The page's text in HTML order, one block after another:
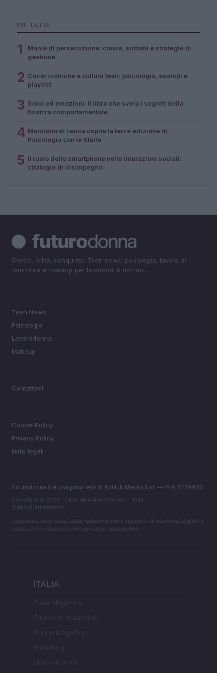
PIÙ LETTI
1
Manie di persecuzione: cause, sintomi e strategie di
gestione
2 Cover iconiche e cultura teen: psicologia, esempi e
playlist
3 Soldi ed emozioni: il libro che svela i segreti della
finanza comportamentale
4 Morciano di Leuca ospita la terza edizione di
Psicologia con le Stelle
5 Il ruolo dello smartphone nelle interazioni sociali:
strategie di disimpegno
Cresci, brilla, conquista. Teen news, psicologia, lavoro al
femminile e makeup per la donna di domani.
Teen News
Psicologia
Lavorodonna
Makeup
Contattaci
Cookie Policy
Privacy Policy
Note legali
futurodonna.it è una proprietà di AdHub Media S.r.l. — REA 2729933
Copyright © 2026 · Edito da AdHub Media — Italia
Tutti i diritti riservati
I contenuti sono curati dalla redazione con il supporto di strumenti digitali e
realizzati in collaborazione con autori indipendenti.
ITALIA
Casa Magazine
Cineverse Magazine
Donne Magazine
Food Blog
Milano Notizie